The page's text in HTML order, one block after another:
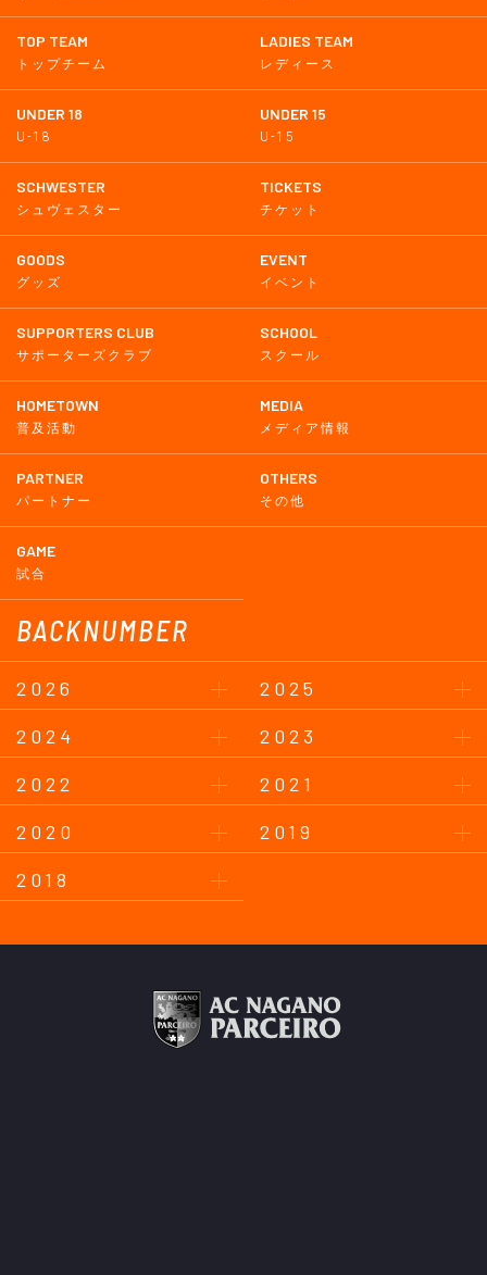
TOP TEAM
トップチーム
LADIES TEAM
レディース
UNDER 18
U-18
UNDER 15
U-15
SCHWESTER
シュヴェスター
TICKETS
チケット
GOODS
グッズ
EVENT
イベント
SUPPORTERS CLUB
サポーターズクラブ
SCHOOL
スクール
HOMETOWN
普及活動
MEDIA
メディア情報
PARTNER
パートナー
OTHERS
その他
GAME
試合
BACKNUMBER
2026
2025
2024
2023
2022
2021
2020
2019
2018